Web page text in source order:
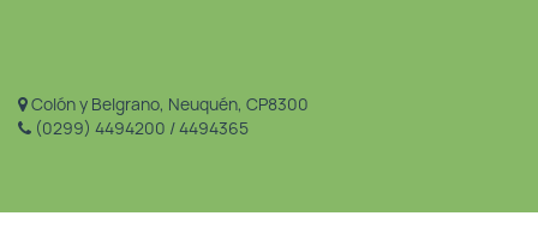
Colón y Belgrano, Neuquén, CP8300
(0299) 4494200 / 4494365